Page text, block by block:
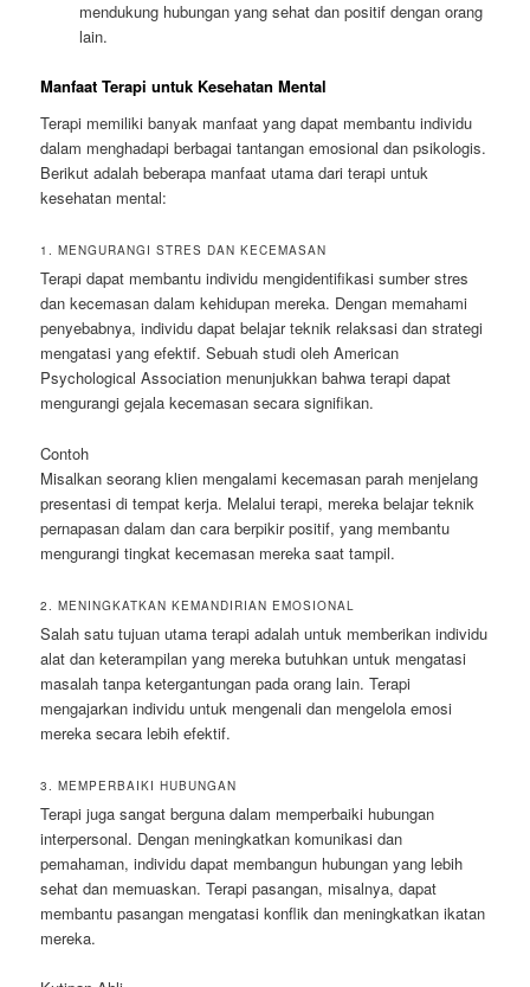
mendukung hubungan yang sehat dan positif dengan orang
lain.
Manfaat Terapi untuk Kesehatan Mental
Terapi memiliki banyak manfaat yang dapat membantu individu
dalam menghadapi berbagai tantangan emosional dan psikologis.
Berikut adalah beberapa manfaat utama dari terapi untuk
kesehatan mental:
1. MENGURANGI STRES DAN KECEMASAN
Terapi dapat membantu individu mengidentifikasi sumber stres
dan kecemasan dalam kehidupan mereka. Dengan memahami
penyebabnya, individu dapat belajar teknik relaksasi dan strategi
mengatasi yang efektif. Sebuah studi oleh American
Psychological Association menunjukkan bahwa terapi dapat
mengurangi gejala kecemasan secara signifikan.
Contoh
Misalkan seorang klien mengalami kecemasan parah menjelang
presentasi di tempat kerja. Melalui terapi, mereka belajar teknik
pernapasan dalam dan cara berpikir positif, yang membantu
mengurangi tingkat kecemasan mereka saat tampil.
2. MENINGKATKAN KEMANDIRIAN EMOSIONAL
Salah satu tujuan utama terapi adalah untuk memberikan individu
alat dan keterampilan yang mereka butuhkan untuk mengatasi
masalah tanpa ketergantungan pada orang lain. Terapi
mengajarkan individu untuk mengenali dan mengelola emosi
mereka secara lebih efektif.
3. MEMPERBAIKI HUBUNGAN
Terapi juga sangat berguna dalam memperbaiki hubungan
interpersonal. Dengan meningkatkan komunikasi dan
pemahaman, individu dapat membangun hubungan yang lebih
sehat dan memuaskan. Terapi pasangan, misalnya, dapat
membantu pasangan mengatasi konflik dan meningkatkan ikatan
mereka.